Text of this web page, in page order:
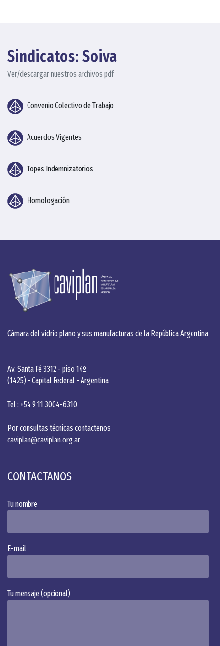
Sindicatos: Soiva
Ver/descargar nuestros archivos pdf
Convenio Colectivo de Trabajo
Acuerdos Vigentes
Topes Indemnizatorios
Homologación
Cámara del vidrio plano y sus manufacturas de la República Argentina
Av. Santa Fé 3312 - piso 14º
(1425) - Capital Federal - Argentina
Tel : +54 9 11 3004-6310
Por consultas técnicas contactenos
caviplan@caviplan.org.ar
CONTACTANOS
Tu nombre
E-mail
Tu mensaje (opcional)
Alternative: